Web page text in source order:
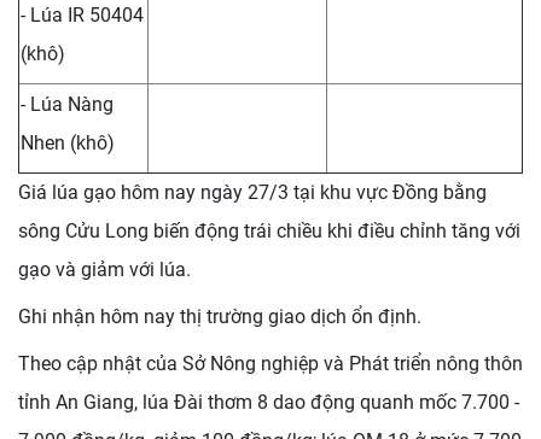
- Lúa IR 50404
(khô)
- Lúa Nàng
Nhen (khô)
Giá lúa gạo hôm nay ngày 27/3 tại khu vực Đồng bằng
sông Cửu Long biến động trái chiều khi điều chỉnh tăng với
gạo và giảm với lúa.
Ghi nhận hôm nay thị trường giao dịch ổn định.
Theo cập nhật của Sở Nông nghiệp và Phát triển nông thôn
tỉnh An Giang, lúa Đài thơm 8 dao động quanh mốc 7.700 -